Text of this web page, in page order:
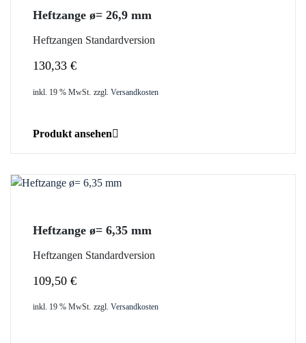
Heftzange ø= 26,9 mm
Heftzangen Standardversion
130,33 €
inkl. 19 % MwSt. zzgl. Versandkosten
Produkt ansehen
Heftzange ø= 6,35 mm
Heftzangen Standardversion
109,50 €
inkl. 19 % MwSt. zzgl. Versandkosten